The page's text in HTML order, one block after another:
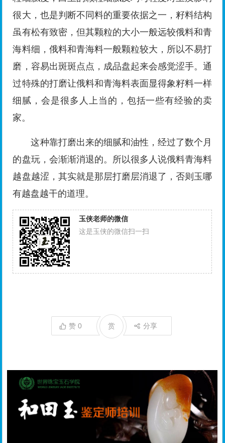
很大，也是判断不同料的重要依据之一，籽料结构
虽有松有致密，但其颗粒的大小一般远较俄料和青
海料细，俄料和青海料一般颗粒较大，所以不易打
磨，容易出斑斑点点，成品盘起来会感觉涩手。通
过特殊的打磨让俄料和青海料表面显得象籽料一样
细腻，会是很多人上当的，包括一些有经验的卖
家。
这种靠打磨出来的细腻和油性，经过了数个月
的盘玩，会渐渐消退的。所以很多人说俄料青海料
越盘越涩，其实就是那层打磨层消退了，否则玉哪
有越盘越干的道理。
玉侠老师的微信
这是玉侠的微信扫一扫
赞0 分享
赏